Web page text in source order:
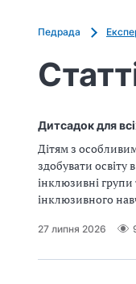
Педрада
Дитсадок для
Дітям з
здобувати освіту
інклюзивні
інклюзивного
27 липня 2026